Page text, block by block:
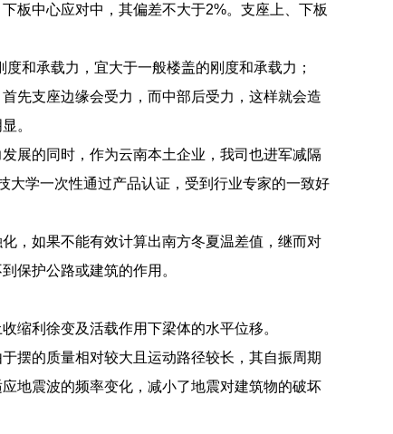
板中心应对中，其偏差不大于2%。支座上、下板
和承载力，宜大于一般楼盖的刚度和承载力；
先支座边缘会受力，而中部后受力，这样就会造
。
展的同时，作为云南本土企业，我司也进军减隔
大学一次性通过产品认证，受到行业专家的一致好
，如果不能有效计算出南方冬夏温差值，继而对
保护公路或建筑的作用。
缩利徐变及活载作用下梁体的水平位移。
摆的质量相对较大且运动路径较长，其自振周期
地震波的频率变化，减小了地震对建筑物的破坏